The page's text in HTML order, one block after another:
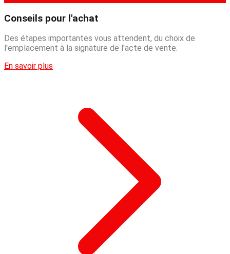
Conseils pour l'achat
Des étapes importantes vous attendent, du choix de
l'emplacement à la signature de l'acte de vente.
En savoir plus